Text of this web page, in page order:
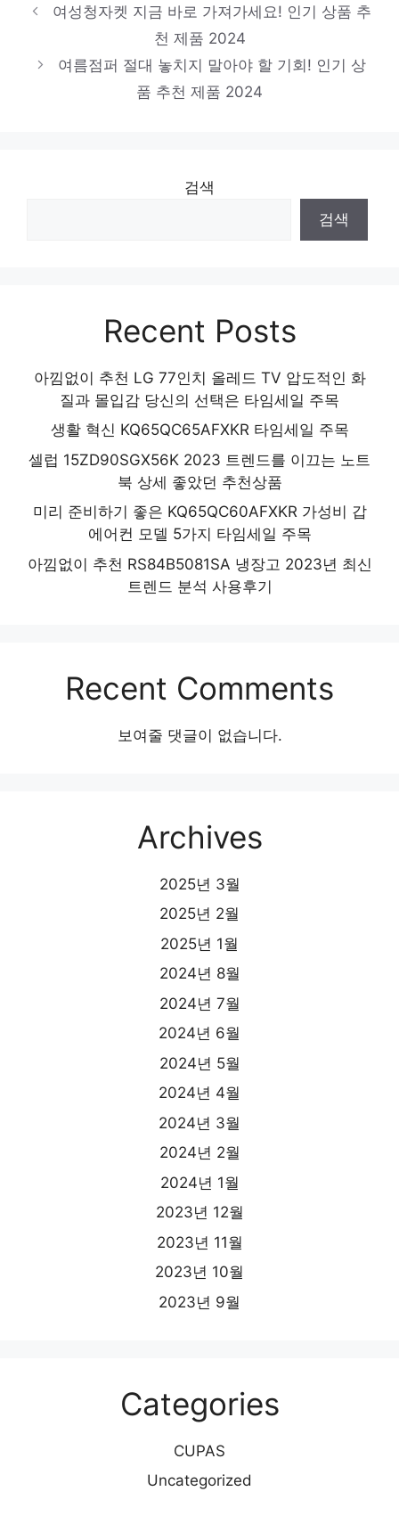
잇미샤스커트
당신만을 위한 특별한 세트 인기 상품 추천
제품 2024
여성청자켓 지금 바로 가져가세요! 인기 상품 추
천 제품 2024
여름점퍼 절대 놓치지 말아야 할 기회! 인기 상
품 추천 제품 2024
검색
검색
Recent Posts
아낌없이 추천 LG 77인치 올레드 TV 압도적인 화
질과 몰입감 당신의 선택은 타임세일 주목
생활 혁신 KQ65QC65AFXKR 타임세일 주목
셀럽 15ZD90SGX56K 2023 트렌드를 이끄는 노트
북 상세 좋았던 추천상품
미리 준비하기 좋은 KQ65QC60AFXKR 가성비 갑
에어컨 모델 5가지 타임세일 주목
아낌없이 추천 RS84B5081SA 냉장고 2023년 최신
트렌드 분석 사용후기
Recent Comments
보여줄 댓글이 없습니다.
Archives
2025년 3월
2025년 2월
2025년 1월
2024년 8월
2024년 7월
2024년 6월
2024년 5월
2024년 4월
2024년 3월
2024년 2월
2024년 1월
2023년 12월
2023년 11월
2023년 10월
2023년 9월
Categories
CUPAS
Uncategorized